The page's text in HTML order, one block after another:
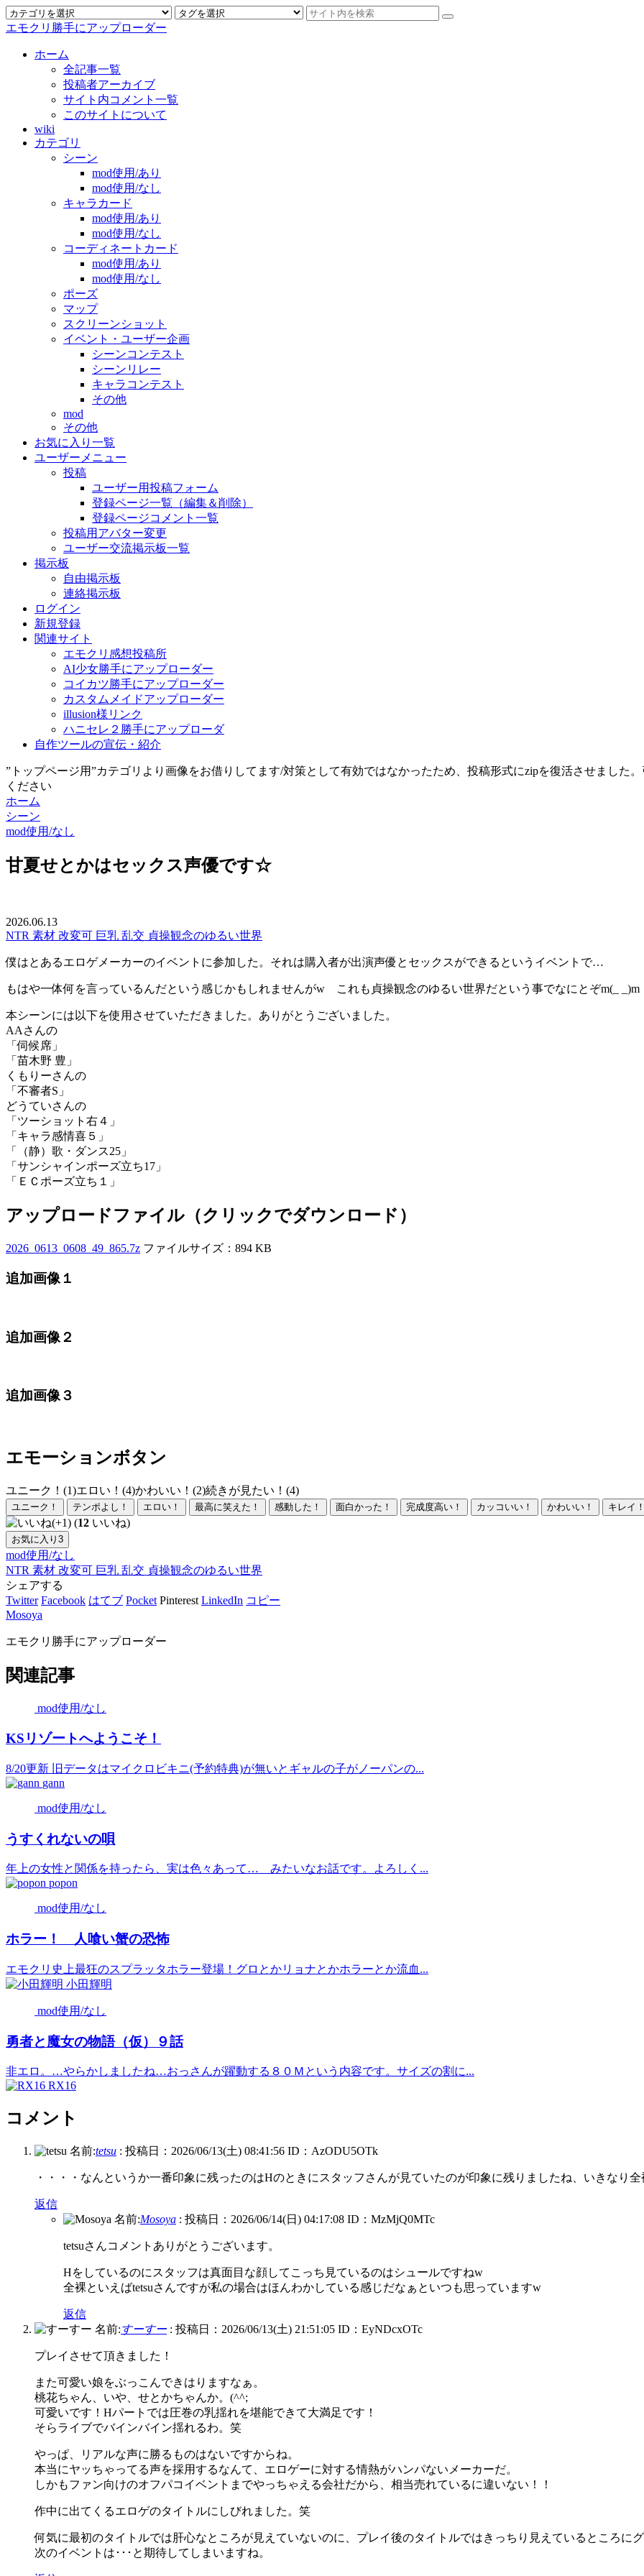
エモクリ勝手にアップローダー
ホーム
全記事一覧
投稿者アーカイブ
サイト内コメント一覧
このサイトについて
wiki
カテゴリ
シーン
mod使用/あり
mod使用/なし
キャラカード
mod使用/あり
mod使用/なし
コーディネートカード
mod使用/あり
mod使用/なし
ポーズ
マップ
スクリーンショット
イベント・ユーザー企画
シーンコンテスト
シーンリレー
キャラコンテスト
その他
mod
その他
お気に入り一覧
ユーザーメニュー
投稿
ユーザー用投稿フォーム
登録ページ一覧（編集＆削除）
登録ページコメント一覧
投稿用アバター変更
ユーザー交流掲示板一覧
掲示板
自由掲示板
連絡掲示板
ログイン
新規登録
関連サイト
エモクリ感想投稿所
AI少女勝手にアップローダー
コイカツ勝手にアップローダー
カスタムメイドアップローダー
illusion様リンク
ハニセレ２勝手にアップローダ
自作ツールの宣伝・紹介
”トップページ用”カテゴリより画像をお借りしてます/対策として有効ではなかったため、投稿形式にzipを復活させました
ください
ホーム
シーン
mod使用/なし
甘夏せとかはセックス声優です☆
2026.06.13
NTR 素材 改変可 巨乳 乱交 貞操観念のゆるい世界
僕はとあるエロゲメーカーのイベントに参加した。それは購入者が出演声優とセックスができるというイベントで…
もはや一体何を言っているんだという感じかもしれませんがw これも貞操観念のゆるい世界だという事でなにとぞm(_ _)m
本シーンには以下を使用させていただきました。ありがとうございました。
AAさんの
「伺候席」
「苗木野 豊」
くもりーさんの
「不審者S」
どうていさんの
「ツーショット右４」
「キャラ感情喜５」
「（静）歌・ダンス25」
「サンシャインポーズ立ち17」
「ＥＣポーズ立ち１」
アップロードファイル（クリックでダウンロード）
2026_0613_0608_49_865.7z ファイルサイズ：894 KB
追加画像１
追加画像２
追加画像３
エモーションボタン
ユニーク！(1)エロい！(4)かわいい！(2)続きが見たい！(4)
ユニーク！ テンポよし！ エロい！ 最高に笑えた！ 感動した！ 面白かった！ 完成度高い！ カッコいい！ かわいい！ キレイ！
(12 いいね)
お気に入り 3
mod使用/なし
NTR 素材 改変可 巨乳 乱交 貞操観念のゆるい世界
シェアする
Twitter Facebook はてブ Pocket Pinterest LinkedIn コピー
Mosoya
エモクリ勝手にアップローダー
関連記事
mod使用/なし
KSリゾートへようこそ！
8/20更新 旧データはマイクロビキニ(予約特典)が無いとギャルの子がノーパンの...
gann
mod使用/なし
うすくれないの唄
年上の女性と関係を持ったら、実は色々あって… みたいなお話です。よろしく...
popon
mod使用/なし
ホラー！ 人喰い蟹の恐怖
エモクリ史上最狂のスプラッタホラー登場！グロとかリョナとかホラーとか流血...
小田輝明
mod使用/なし
勇者と魔女の物語（仮）９話
非エロ。…やらかしましたね…おっさんが躍動する８０Ｍという内容です。サイズの割に...
RX16
コメント
名前:tetsu : 投稿日：2026/06/13(土) 08:41:56 ID：AzODU5OTk
・・・・なんというか一番印象に残ったのはHのときにスタッフさんが見ていたのが印象に残りましたね、いきなり
返信
名前:Mosoya : 投稿日：2026/06/14(日) 04:17:08 ID：MzMjQ0MTc
tetsuさんコメントありがとうございます。
Hをしているのにスタッフは真面目な顔してこっち見ているのはシュールですねw
全裸といえばtetsuさんですが私の場合はほんわかしている感じだなぁといつも思っていますw
返信
名前:すーすー: 投稿日：2026/06/13(土) 21:51:05 ID：EyNDcxOTc
プレイさせて頂きました！
また可愛い娘をぶっこんできはりますなぁ。
桃花ちゃん、いや、せとかちゃんか。(^^;
可愛いです！Hパートでは圧巻の乳揺れを堪能できて大満足です！
そらライブでバインバイン揺れるわ。笑
やっぱ、リアルな声に勝るものはないですからね。
本当にヤッちゃってる声を採用するなんて、エロゲーに対する情熱がハンパないメーカーだ。
しかもファン向けのオフパコイベントまでやっちゃえる会社だから、相当売れているに違いない！！
作中に出てくるエロゲのタイトルにしびれました。笑
何気に最初のタイトルでは肝心なところが見えていないのに、プレイ後のタイトルではきっちり見えているところにグ
次のイベントは･･･と期待してしまいますね。